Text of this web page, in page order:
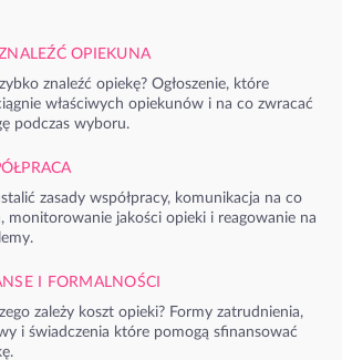
OPIEKUNA
znaleźć opiekę? Ogłoszenie, które
właściwych opiekunów i na co zwracać
podczas wyboru.
zasady współpracy, komunikacja na co
monitorowanie jakości opieki i reagowanie na
I FORMALNOŚCI
zależy koszt opieki? Formy zatrudnienia,
i świadczenia które pomogą sfinansować